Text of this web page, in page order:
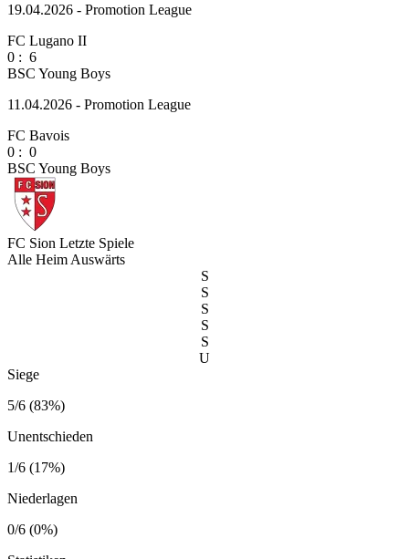
19.04.2026 - Promotion League
FC Lugano II
0 : 6
BSC Young Boys
11.04.2026 - Promotion League
FC Bavois
0 : 0
BSC Young Boys
FC Sion Letzte Spiele
Alle Heim Auswärts
S
S
S
S
S
U
Siege
5/6 (83%)
Unentschieden
1/6 (17%)
Niederlagen
0/6 (0%)